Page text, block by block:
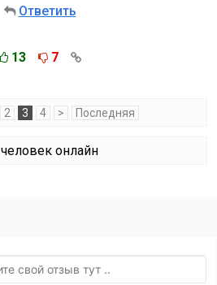
Ответить
13 7
2 3 4 > Последняя
человек онлайн